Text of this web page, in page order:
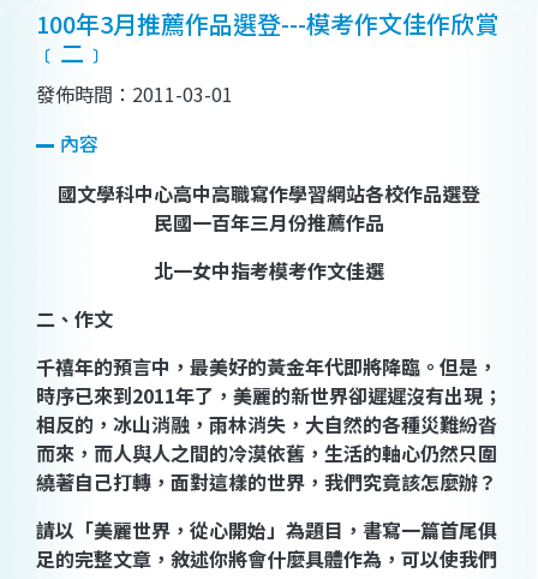
100年3月推薦作品選登---模考作文佳作欣賞
﹝二﹞
發佈時間：2011-03-01
內容
國文學科中心高中高職寫作學習網站各校作品選登
民國一百年三月份推薦作品
北一女中指考模考作文佳選
二、作文
千禧年的預言中，最美好的黃金年代即將降臨。但是，
時序已來到2011年了，美麗的新世界卻遲遲沒有出現；
相反的，冰山消融，雨林消失，大自然的各種災難紛沓
而來，而人與人之間的冷漠依舊，生活的軸心仍然只圍
繞著自己打轉，面對這樣的世界，我們究竟該怎麼辦？
請以「美麗世界，從心開始」為題目，書寫一篇首尾俱
足的完整文章，敘述你將會什麼具體作為，可以使我們